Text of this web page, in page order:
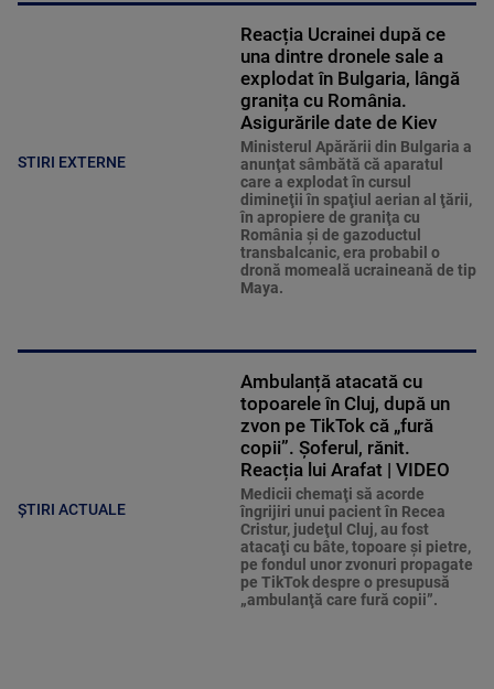
STIRI EXTERNE
Reacția Ucrainei după ce
una dintre dronele sale a
explodat în Bulgaria, lângă
granița cu România.
Asigurările date de Kiev
Ministerul Apărării din Bulgaria a
anunţat sâmbătă că aparatul
care a explodat în cursul
dimineţii în spaţiul aerian al ţării,
în apropiere de graniţa cu
România şi de gazoductul
transbalcanic, era probabil o
dronă momeală ucraineană de tip
Maya.
ȘTIRI ACTUALE
Ambulanță atacată cu
topoarele în Cluj, după un
zvon pe TikTok că „fură
copii”. Șoferul, rănit.
Reacția lui Arafat | VIDEO
Medicii chemaţi să acorde
îngrijiri unui pacient în Recea
Cristur, judeţul Cluj, au fost
atacaţi cu bâte, topoare şi pietre,
pe fondul unor zvonuri propagate
pe TikTok despre o presupusă
„ambulanţă care fură copii”.